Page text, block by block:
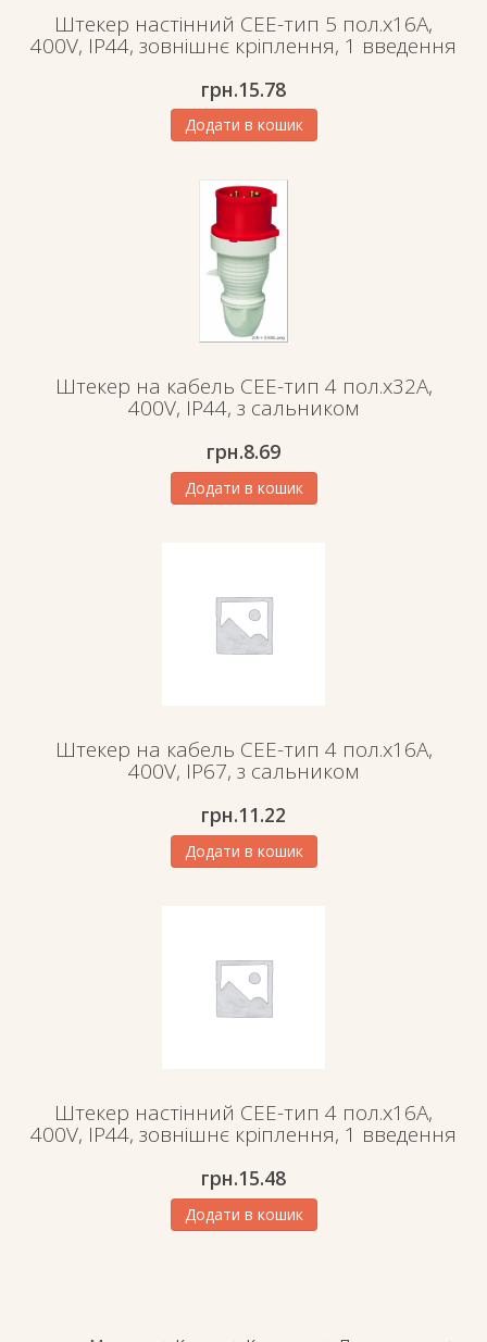
Штекер настінний СЕЕ-тип 5 пол.х16А,
400V, IP44, зовнішнє кріплення, 1 введення
грн.15.78
Додати в кошик
Штекер на кабель СЕЕ-тип 4 пол.х32А,
400V, IP44, з сальником
грн.8.69
Додати в кошик
Штекер на кабель СЕЕ-тип 4 пол.х16А,
400V, IP67, з сальником
грн.11.22
Додати в кошик
Штекер настінний СЕЕ-тип 4 пол.х16А,
400V, IP44, зовнішнє кріплення, 1 введення
грн.15.48
Додати в кошик